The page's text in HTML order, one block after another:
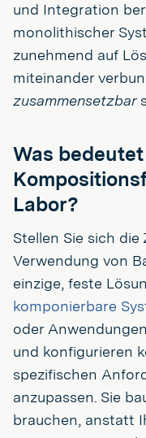
und Integration
monolithischer
zunehmend auf
miteinander
zusammensetzbar
Was bedeutet
Labor?
Stellen Sie sich
Verwendung von
einzige, feste
komponierbare
oder
und konfigurieren
spezifischen
anzupassen. Sie
brauchen, anstatt